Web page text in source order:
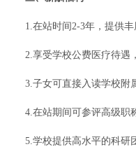
1.在站时间2-3年，提供
2.享受学校公费医疗待遇
3.子女可直接入读学校附
4.在站期间可参评高级职
5.学校提供高水平的科研